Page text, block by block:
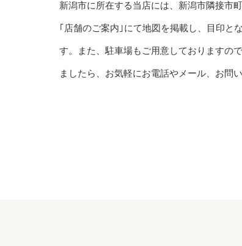
新潟市に所在する当店には、新潟市隣接市
｢店舗のご案内｣にて地図を掲載し、目印と
す。また、駐車場もご用意しておりますの
ましたら、お気軽にお電話やメール、お問